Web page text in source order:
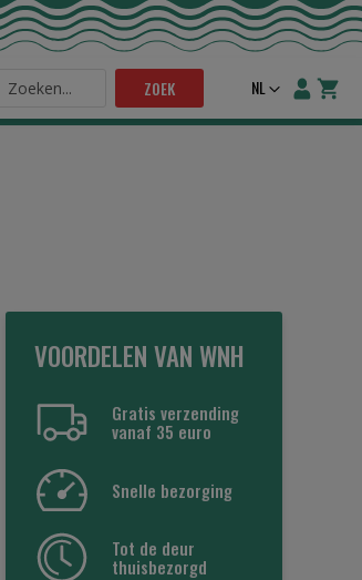
ZOEK Taal
NL
VOORDELEN VAN WNH
Gratis verzending
vanaf 35 euro
Snelle bezorging
Tot de deur
thuisbezorgd